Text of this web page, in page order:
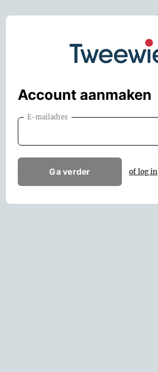
Account aanmaken
E-mailadres
Ga verder of log in